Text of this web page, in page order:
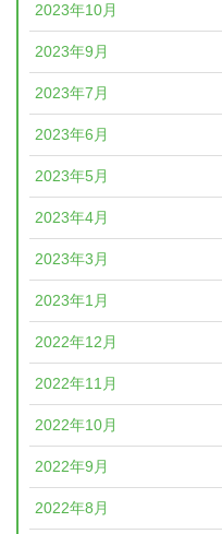
2023年10月
2023年9月
2023年7月
2023年6月
2023年5月
2023年4月
2023年3月
2023年1月
2022年12月
2022年11月
2022年10月
2022年9月
2022年8月